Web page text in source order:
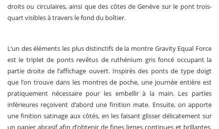
droits ou circulaires, ainsi que des côtes de Genève sur le pont trois-
quart visibles à travers le fond du boîtier.
L’un des éléments les plus distinctifs de la montre Gravity Equal Force
est le triplet de ponts revêtus de ruthénium gris foncé occupant la
partie droite de l’affichage ouvert. Inspirés des ponts de type doigt
que l’on trouve dans les montres de poche, une journée entière est
pratiquement nécessaire pour les embellir à la main. Les parties
inférieures reçoivent d’abord une finition mate. Ensuite, on apporte
une finition satinage aux côtés, en les faisant glisser délicatement sur
un papier abrasif afin d’obtenir de fines lignes continues et brillantes.